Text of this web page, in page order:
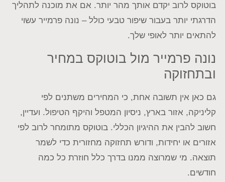
בוטוקס לרוב יקדם אותך מהר יותר. אם את מוכנה לתהליך
הדרגתי יותר בעבור שיפור טבעי כולל – נונה פרמייר עשוי
להתאים יותר לאופי שלך.
נונה פרמייר מול בוטוקס במחיר
ובתחזוקה
גם כאן אין תשובה אחת, כי המחירים משתנים לפי
קליניקה, אזור בארץ, ניסיון המטפל והיקף הטיפול. ועדיין,
חשוב להבין את ההיגיון הכללי. בוטוקס מתומחר לרוב לפי
אזורים או יחידות, ודורש תחזוקה מחזורית כדי לשמר
תוצאה. מי שמרוצה ממנו בדרך כלל חוזרת כל כמה
חודשים.